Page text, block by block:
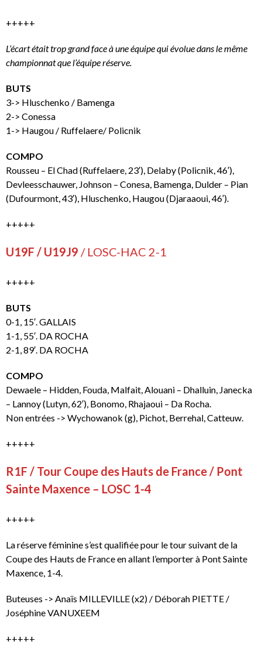
+++++
L’écart était trop grand face à une équipe qui évolue dans le même
championnat que l’équipe réserve.
BUTS
3-> Hluschenko / Bamenga
2-> Conessa
1-> Haugou / Ruffelaere/ Policnik
COMPO
Rousseu – El Chad (Ruffelaere, 23′), Delaby (Policnik, 46′),
Devleesschauwer, Johnson – Conesa, Bamenga, Dulder – Pian
(Dufourmont, 43′), Hluschenko, Haugou (Djaraaoui, 46′).
+++++
U19F / U19J9 / LOSC-HAC 2-1
+++++
BUTS
0-1, 15′. GALLAIS
1-1, 55′. DA ROCHA
2-1, 89′. DA ROCHA
COMPO
Dewaele – Hidden, Fouda, Malfait, Alouani – Dhalluin, Janecka
– Lannoy (Lutyn, 62′), Bonomo, Rhajaoui – Da Rocha.
Non entrées -> Wychowanok (g), Pichot, Berrehal, Catteuw.
+++++
R1F / Tour Coupe des Hauts de France / Pont
Sainte Maxence – LOSC 1-4
+++++
La réserve féminine s’est qualifiée pour le tour suivant de la
Coupe des Hauts de France en allant l’emporter à Pont Sainte
Maxence, 1-4.
Buteuses -> Anaïs MILLEVILLE (x2) / Déborah PIETTE /
Joséphine VANUXEEM
+++++